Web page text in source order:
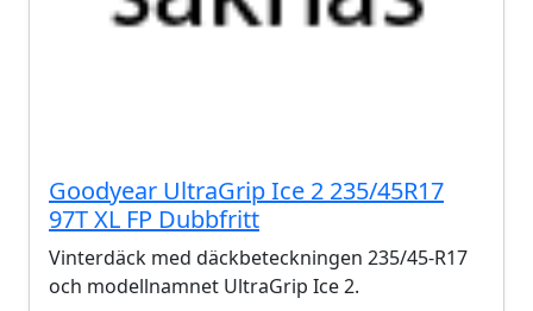
Goodyear UltraGrip Ice 2 235/45R17
97T XL FP Dubbfritt
Vinterdäck med däckbeteckningen 235/45-R17
och modellnamnet UltraGrip Ice 2.